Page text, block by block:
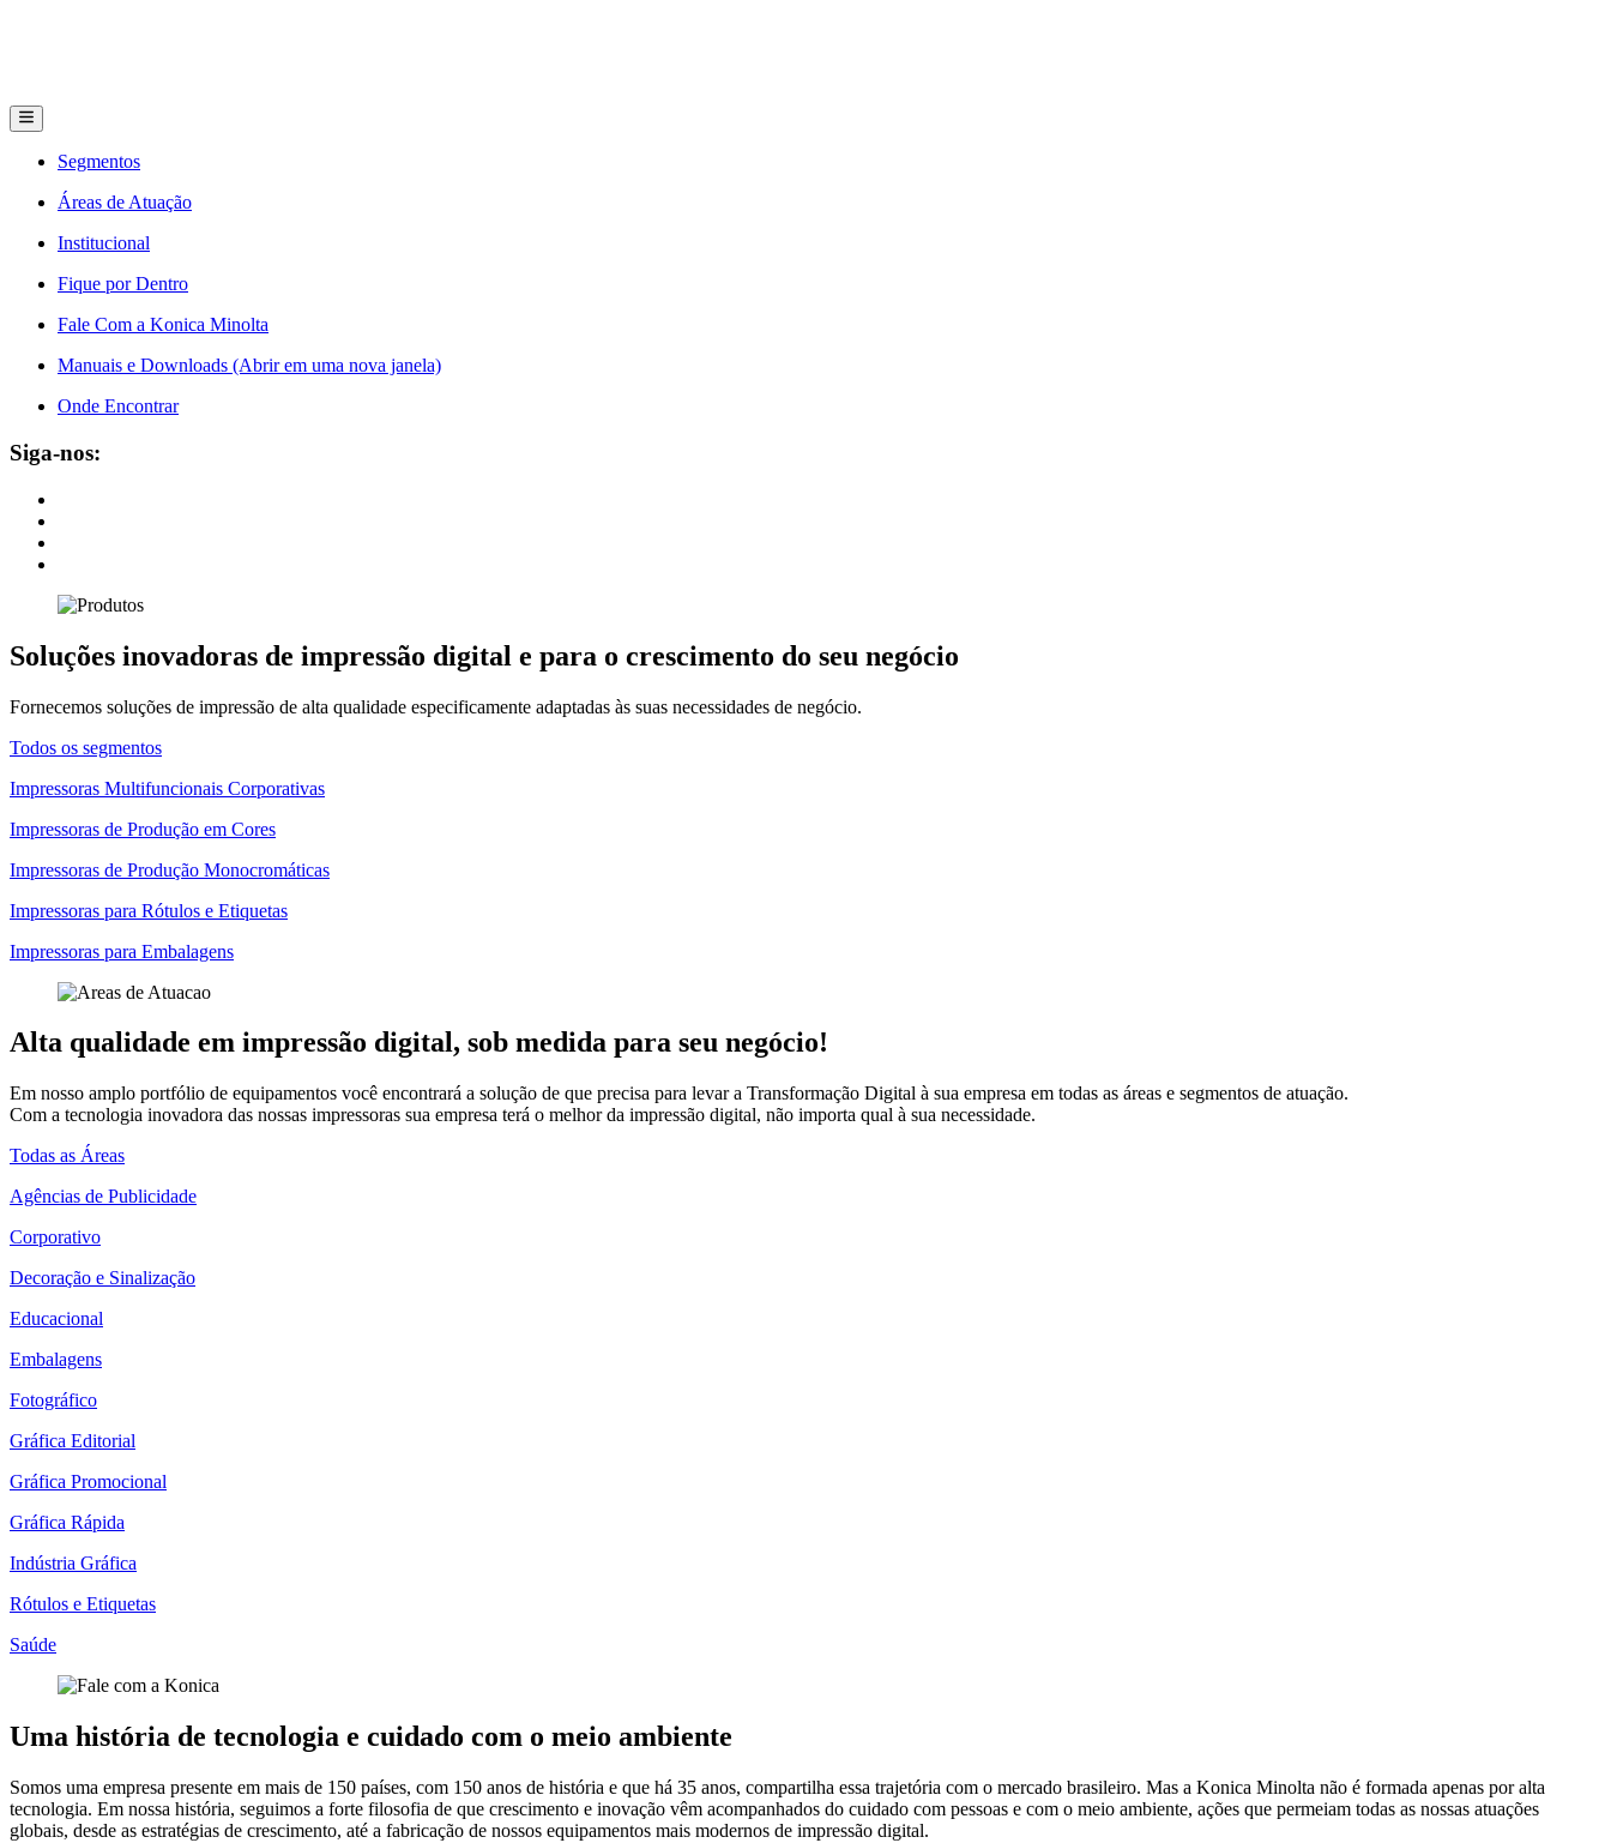
Segmentos
Áreas de Atuação
Institucional
Fique por Dentro
Fale Com a Konica Minolta
Manuais e Downloads (Abrir em uma nova janela)
Onde Encontrar
Siga-nos:
Soluções inovadoras de impressão digital e para o crescimento do seu negócio
Fornecemos soluções de impressão de alta qualidade especificamente adaptadas às suas necessidades de negócio.
Todos os segmentos
Impressoras Multifuncionais Corporativas
Impressoras de Produção em Cores
Impressoras de Produção Monocromáticas
Impressoras para Rótulos e Etiquetas
Impressoras para Embalagens
Alta qualidade em impressão digital, sob medida para seu negócio!
Em nosso amplo portfólio de equipamentos você encontrará a solução de que precisa para levar a Transformação Digital à sua empresa em todas as áreas e segmentos de atuação.
Com a tecnologia inovadora das nossas impressoras sua empresa terá o melhor da impressão digital, não importa qual à sua necessidade.
Todas as Áreas
Agências de Publicidade
Corporativo
Decoração e Sinalização
Educacional
Embalagens
Fotográfico
Gráfica Editorial
Gráfica Promocional
Gráfica Rápida
Indústria Gráfica
Rótulos e Etiquetas
Saúde
Uma história de tecnologia e cuidado com o meio ambiente
Somos uma empresa presente em mais de 150 países, com 150 anos de história e que há 35 anos, compartilha essa trajetória com o mercado brasileiro. Mas a Konica Minolta não é formada apenas por alta
tecnologia. Em nossa história, seguimos a forte filosofia de que crescimento e inovação vêm acompanhados do cuidado com pessoas e com o meio ambiente, ações que permeiam todas as nossas atuações
globais, desde as estratégias de crescimento, até a fabricação de nossos equipamentos mais modernos de impressão digital.